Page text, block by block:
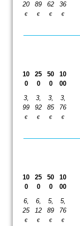
20
€
89
€
62
€
36
€
10
0
25
0
50
0
10
00
3,
99
€
3,
92
€
3,
85
€
3,
76
€
10
0
25
0
50
0
10
00
6,
25
€
6,
12
€
5,
89
€
5,
76
€